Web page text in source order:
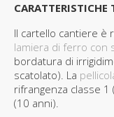
CARATTERISTICHE
Il cartello cantiere è
lamiera di ferro con
bordatura di
scatolato). La
rifrangenza classe 1
(10 anni).